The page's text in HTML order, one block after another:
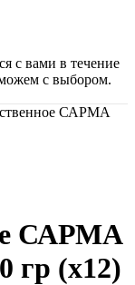
с вами в течение
с выбором.
САРМА
САРМА
гр (х12)